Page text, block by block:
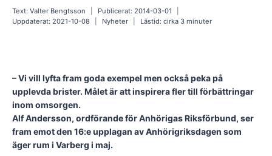
Text: Valter Bengtsson Publicerat: 2014-03-01
Uppdaterat: 2021-10-08 Nyheter Lästid: cirka 3minuter
– Vi vill lyfta fram goda exempel men också peka på
upplevda brister. Målet är att inspirera fler till förbättringar
inom omsorgen.
Alf Andersson, ordförande för Anhörigas Riksförbund, ser
fram emot den 16:e upplagan av Anhörigriksdagen som
äger rum i Varberg i maj.